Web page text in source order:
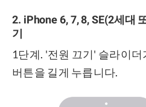
2. iPhone 6, 7, 8, SE(2세대
기
1단계. '전원 끄기' 슬라이
버튼을 길게 누릅니다.